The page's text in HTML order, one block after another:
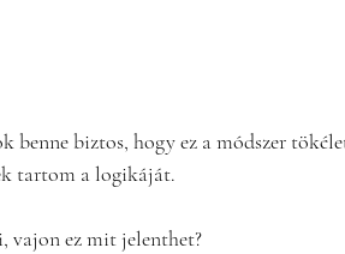
benne biztos, hogy ez a módszer
tartom a logikáját.
vajon ez mit jelenthet?